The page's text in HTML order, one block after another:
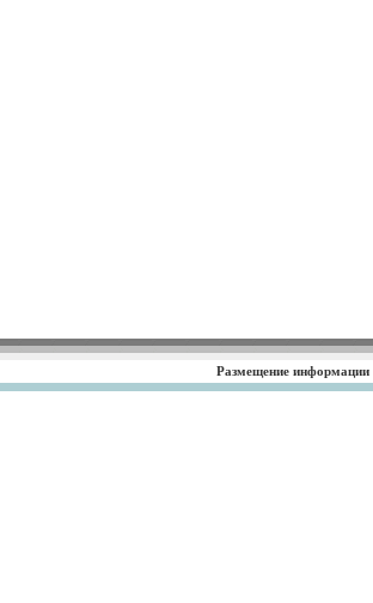
Размещение информации